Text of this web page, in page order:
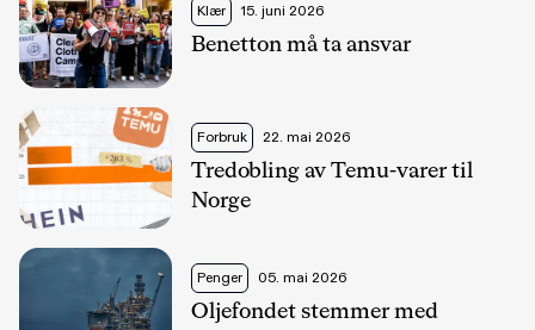
Klær 15. juni 2026
Benetton må ta ansvar
Forbruk 22. mai 2026
Tredobling av Temu-varer til
Norge
Penger 05. mai 2026
Oljefondet stemmer med